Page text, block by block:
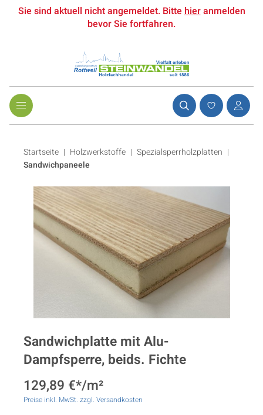
Sie sind aktuell nicht angemeldet. Bittehieranmelden
bevor Sie fortfahren.
Startseite Holzwerkstoffe | Spezialsperrholzplatten |
Sandwichpaneele
Sandwichplatte mit Alu-
Dampfsperre, beids. Fichte
129,89 €*/m²
Preise inkl. MwSt. zzgl. Versandkosten